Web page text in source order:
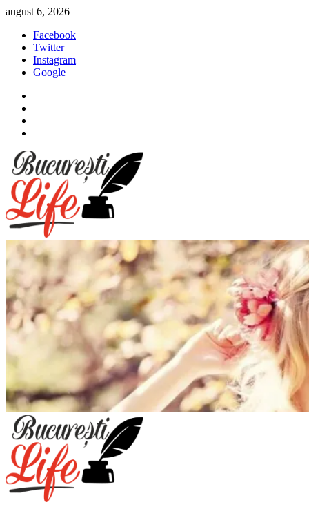
Sari
conținut
august 6, 2026
Facebook
Twitter
Instagram
Google
Meniu
principal